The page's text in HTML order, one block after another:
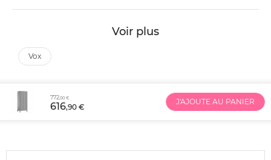
Voir plus
vox
772,00 €
616,90 €
J'AJOUTE AU PANIER